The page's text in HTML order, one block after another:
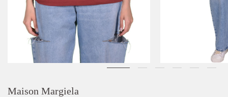
Maison Margiela